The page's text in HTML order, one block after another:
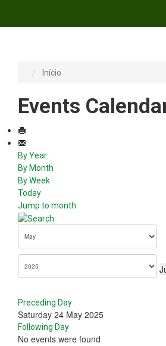
Início
Events
By Year
By Month
By Week
Today
Jump to month
Preceding Day
Saturday 24 May 2025
Following Day
No events were found